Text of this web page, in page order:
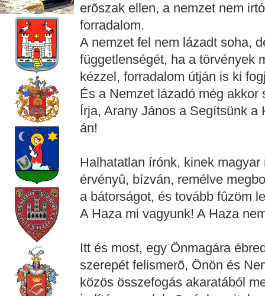
erõszak ellen, a nemzet nem
forradalom.
A nemzet fel nem lázadt soha,
függetlenségét, ha a törvények
kézzel, forradalom útján is ki
És a Nemzet lázadó még akkor
Írja, Arany János a Segítsünk
án!
Halhatatlan írónk, kinek
érvényû, bízván, remélve
a bátorságot, és tovább fûzöm
A Haza mi vagyunk! A Haza
Itt és most, egy Önmagára
szerepét felismerõ, Önön és
közös összefogás akaratából